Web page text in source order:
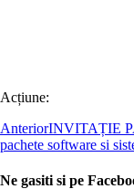
Acțiune:
AnteriorINVITAȚIE
pachete software si
Ne gasiti si pe